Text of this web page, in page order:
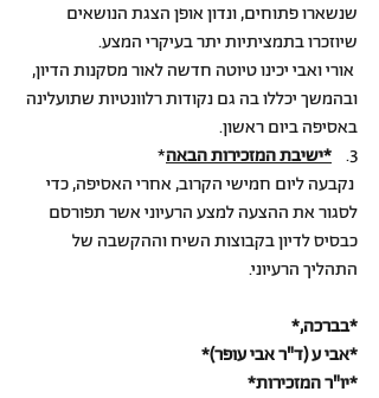
שנשארו פתוחים, ונדון אופן הצגת הנושאים
שיוזכרו בתמציתיות יתר בעיקרי המצע.
אורי ואבי יכינו טיוטה חדשה לאור מסקנות הדיון,
ובהמשך יכללו בה גם נקודות רלוונטיות שתועלינה
באסיפה ביום ראשון.
3.
*ישיבת המזכירות הבאה*
נקבעה ליום חמישי הקרוב, אחרי האסיפה, כדי
לסגור את ההצעה למצע הרעיוני אשר תפורסם
כבסיס לדיון בקבוצות השיח וההקשבה של
התהליך הרעיוני.
*בברכה,*
*אבי ע (ד"ר אבי עופר)*
*יו"ר המזכירות*